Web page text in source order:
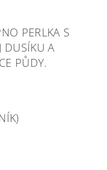
PERLKA S
DUSÍKU A
PŮDY.